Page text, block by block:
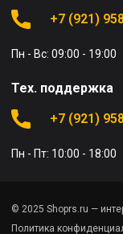
+7 (921)
Пн - Вс: 09:00 - 19:00
Тех. поддержка
+7 (921)
Пн - Пт: 10:00 - 18:00
© 2025 Shoprs.ru —
Политика